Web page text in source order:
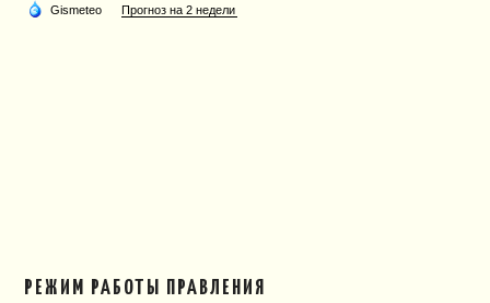
РЕЖИМ РАБОТЫ ПРАВЛЕНИЯ